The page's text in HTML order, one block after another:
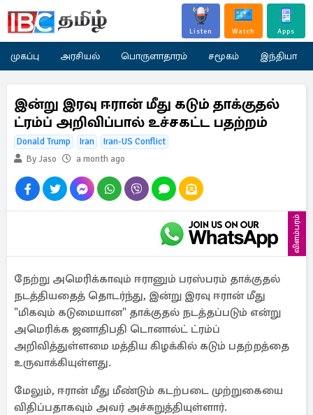
Listen Watch Apps
முகப்பு அரசியல் பொருளாதாரம் சமூகம் இந்தியா
இன்று இரவு ஈரான் மீது கடும் தாக்குதல்
ட்ரம்ப் அறிவிப்பால் உச்சகட்ட பதற்றம்
Donald Trump Iran
Iran-US Conflict
By Jaso
a month ago
விளம்பரம்
நேற்று அமெரிக்காவும் ஈரானும் பரஸ்பரம் தாக்குதல்
நடத்தியதைத் தொடர்ந்து, இன்று இரவு ஈரான் மீது
"மிகவும் கடுமையான" தாக்குதல் நடத்தப்படும் என்று
அமெரிக்க ஜனாதிபதி டொனால்ட் ட்ரம்ப்
அறிவித்துள்ளமை மத்திய கிழக்கில் கடும் பதற்றத்தை
உருவாக்கியுள்ளது.
மேலும், ஈரான் மீது மீண்டும் கடற்படை முற்றுகையை
விதிப்பதாகவும் அவர் அச்சுறுத்தியுள்ளார்.